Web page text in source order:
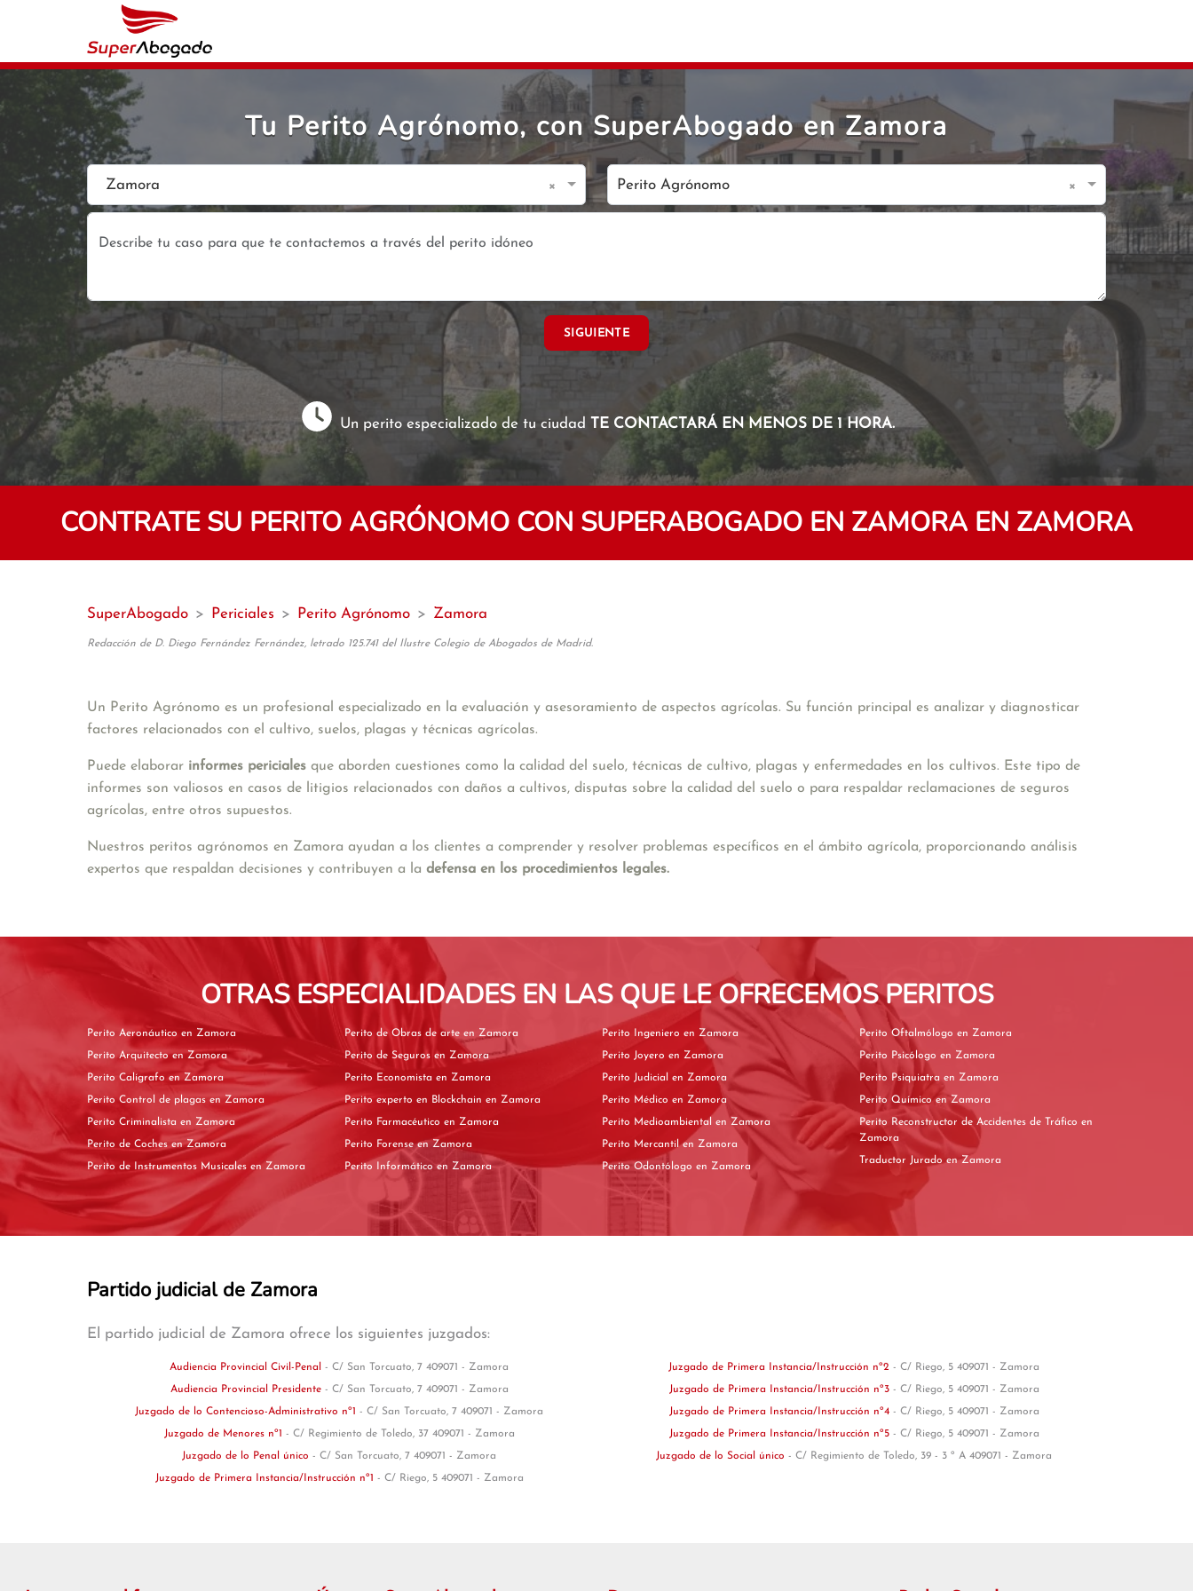
Tu Perito Agrónomo, con SuperAbogado en Zamora
Zamora × Perito Agrónomo ×
SIGUIENTE
Un perito especializado de tu ciudad TE CONTACTARÁ EN MENOS DE 1 HORA.
CONTRATE SU PERITO AGRÓNOMO CON SUPERABOGADO EN ZAMORA EN ZAMORA
SuperAbogado > Periciales > Perito Agrónomo > Zamora
Redacción de D. Diego Fernández Fernández, letrado 125.741 del Ilustre Colegio de Abogados de Madrid.
Un Perito Agrónomo es un profesional especializado en la evaluación y asesoramiento de aspectos agrícolas. Su función principal es analizar y diagnosticar
factores relacionados con el cultivo, suelos, plagas y técnicas agrícolas.
Puede elaborar informes periciales que aborden cuestiones como la calidad del suelo, técnicas de cultivo, plagas y enfermedades en los cultivos. Este tipo de
informes son valiosos en casos de litigios relacionados con daños a cultivos, disputas sobre la calidad del suelo o para respaldar reclamaciones de seguros
agrícolas, entre otros supuestos.
Nuestros peritos agrónomos en Zamora ayudan a los clientes a comprender y resolver problemas específicos en el ámbito agrícola, proporcionando análisis
expertos que respaldan decisiones y contribuyen a la defensa en los procedimientos legales.
OTRAS ESPECIALIDADES EN LAS QUE LE OFRECEMOS PERITOS
Perito Aeronáutico en Zamora
Perito Arquitecto en Zamora
Perito Calígrafo en Zamora
Perito Control de plagas en Zamora
Perito Criminalista en Zamora
Perito de Coches en Zamora
Perito de Instrumentos Musicales en Zamora
Perito de Obras de arte en Zamora
Perito de Seguros en Zamora
Perito Economista en Zamora
Perito experto en Blockchain en Zamora
Perito Farmacéutico en Zamora
Perito Forense en Zamora
Perito Informático en Zamora
Perito Ingeniero en Zamora
Perito Joyero en Zamora
Perito Judicial en Zamora
Perito Médico en Zamora
Perito Medioambiental en Zamora
Perito Mercantil en Zamora
Perito Odontólogo en Zamora
Perito Oftalmólogo en Zamora
Perito Psicólogo en Zamora
Perito Psiquiatra en Zamora
Perito Químico en Zamora
Perito Reconstructor de Accidentes de Tráfico en
Zamora
Traductor Jurado en Zamora
Partido judicial de Zamora
El partido judicial de Zamora ofrece los siguientes juzgados:
Audiencia Provincial Civil-Penal - C/ San Torcuato, 7 409071 - Zamora
Audiencia Provincial Presidente - C/ San Torcuato, 7 409071 - Zamora
Juzgado de lo Contencioso-Administrativo nº1 - C/ San Torcuato, 7 409071 - Zamora
Juzgado de Menores nº1 - C/ Regimiento de Toledo, 37 409071 - Zamora
Juzgado de lo Penal único - C/ San Torcuato, 7 409071 - Zamora
Juzgado de Primera Instancia/Instrucción nº1 - C/ Riego, 5 409071 - Zamora
Juzgado de Primera Instancia/Instrucción nº2 - C/ Riego, 5 409071 - Zamora
Juzgado de Primera Instancia/Instrucción nº3 - C/ Riego, 5 409071 - Zamora
Juzgado de Primera Instancia/Instrucción nº4 - C/ Riego, 5 409071 - Zamora
Juzgado de Primera Instancia/Instrucción nº5 - C/ Riego, 5 409071 - Zamora
Juzgado de lo Social único - C/ Regimiento de Toledo, 39 - 3 º A 409071 - Zamora